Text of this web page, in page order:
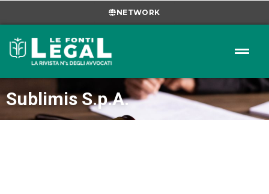
NETWORK
Sublimis S.p.A.